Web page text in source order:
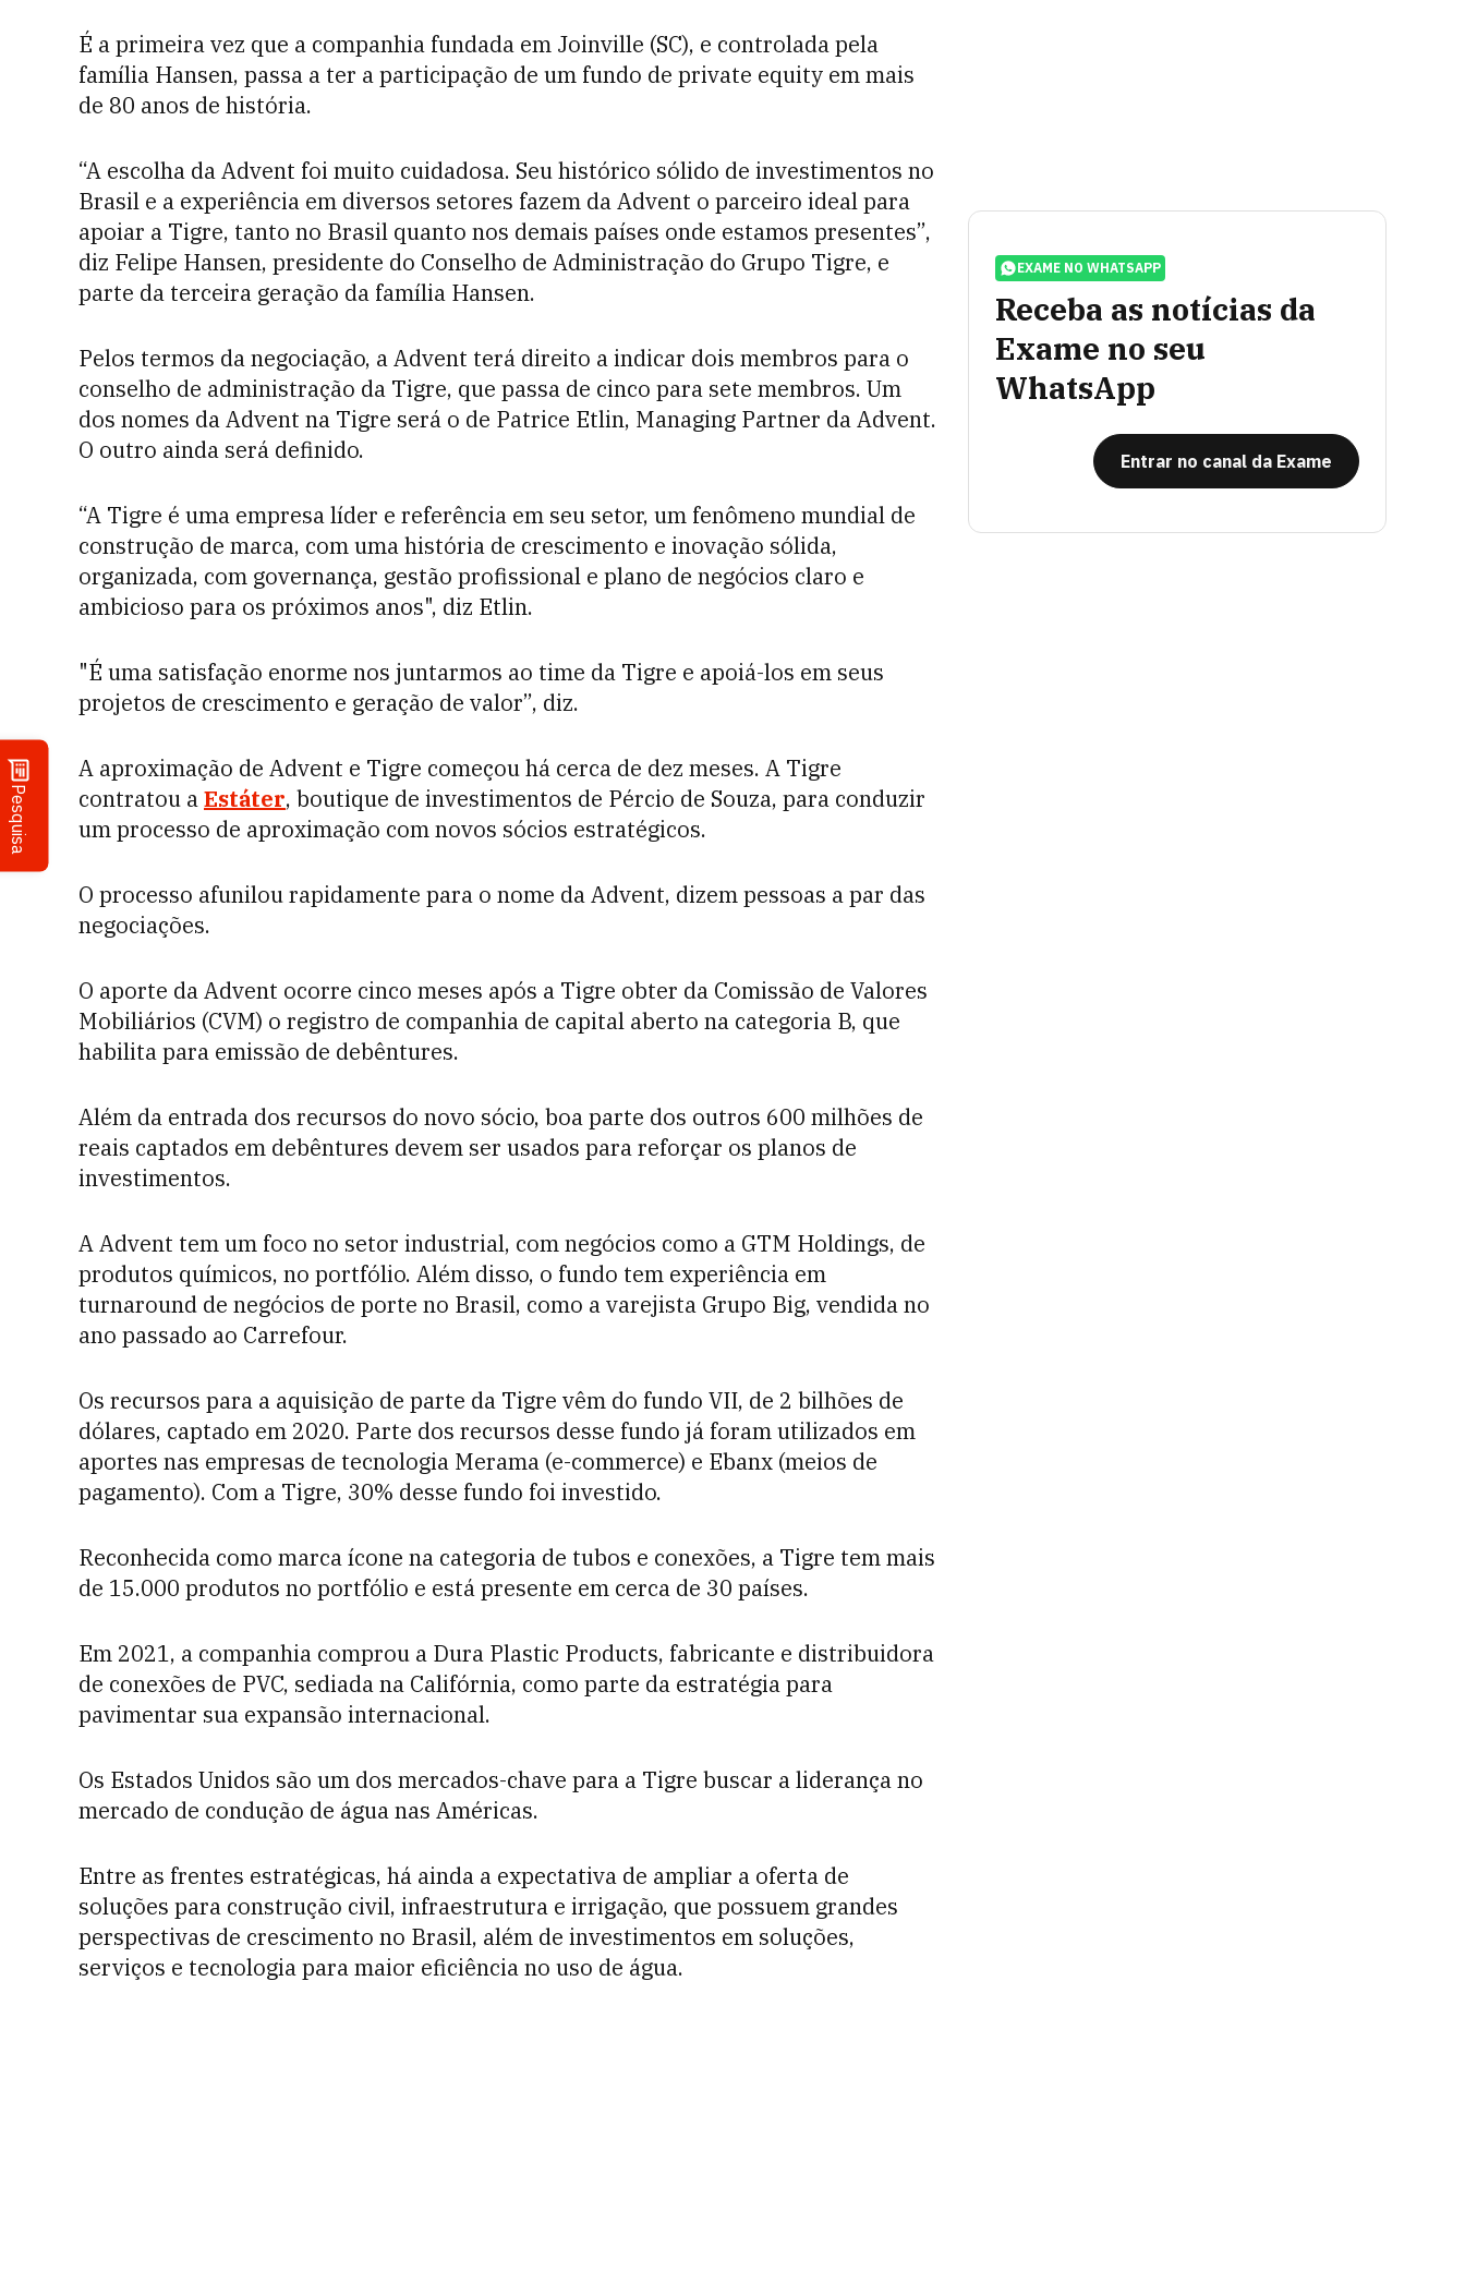
Pesquisa
É a primeira vez que a companhia fundada em Joinville (SC), e controlada pela
família Hansen, passa a ter a participação de um fundo de private equity em mais
de 80 anos de história.
“A escolha da Advent foi muito cuidadosa. Seu histórico sólido de investimentos no
Brasil e a experiência em diversos setores fazem da Advent o parceiro ideal para
apoiar a Tigre, tanto no Brasil quanto nos demais países onde estamos presentes”,
diz Felipe Hansen, presidente do Conselho de Administração do Grupo Tigre, e
parte da terceira geração da família Hansen.
Pelos termos da negociação, a Advent terá direito a indicar dois membros para o
conselho de administração da Tigre, que passa de cinco para sete membros. Um
dos nomes da Advent na Tigre será o de Patrice Etlin, Managing Partner da Advent.
O outro ainda será definido.
“A Tigre é uma empresa líder e referência em seu setor, um fenômeno mundial de
construção de marca, com uma história de crescimento e inovação sólida,
organizada, com governança, gestão profissional e plano de negócios claro e
ambicioso para os próximos anos", diz Etlin.
"É uma satisfação enorme nos juntarmos ao time da Tigre e apoiá-los em seus
projetos de crescimento e geração de valor”, diz.
A aproximação de Advent e Tigre começou há cerca de dez meses. A Tigre
contratou aEstáter, boutique de investimentos de Pércio de Souza, para conduzir
um processo de aproximação com novos sócios estratégicos.
O processo afunilou rapidamente para o nome da Advent, dizem pessoas a par das
negociações.
O aporte da Advent ocorre cinco meses após a Tigre obter da Comissão de Valores
Mobiliários (CVM) o registro de companhia de capital aberto na categoria B, que
habilita para emissão de debêntures.
Além da entrada dos recursos do novo sócio, boa parte dos outros 600 milhões de
reais captados em debêntures devem ser usados para reforçar os planos de
investimentos.
A Advent tem um foco no setor industrial, com negócios como a GTM Holdings, de
produtos químicos, no portfólio. Além disso, o fundo tem experiência em
turnaround de negócios de porte no Brasil, como a varejista Grupo Big, vendida no
ano passado ao Carrefour.
Os recursos para a aquisição de parte da Tigre vêm do fundo VII, de 2 bilhões de
dólares, captado em 2020. Parte dos recursos desse fundo já foram utilizados em
aportes nas empresas de tecnologia Merama (e-commerce) e Ebanx (meios de
pagamento). Com a Tigre, 30% desse fundo foi investido.
Reconhecida como marca ícone na categoria de tubos e conexões, a Tigre tem mais
de 15.000 produtos no portfólio e está presente em cerca de 30 países.
Em 2021, a companhia comprou a Dura Plastic Products, fabricante e distribuidora
de conexões de PVC, sediada na Califórnia, como parte da estratégia para
pavimentar sua expansão internacional.
Os Estados Unidos são um dos mercados-chave para a Tigre buscar a liderança no
mercado de condução de água nas Américas.
Entre as frentes estratégicas, há ainda a expectativa de ampliar a oferta de
soluções para construção civil, infraestrutura e irrigação, que possuem grandes
perspectivas de crescimento no Brasil, além de investimentos em soluções,
serviços e tecnologia para maior eficiência no uso de água.
EXAME NO WHATSAPP
Receba as notícias da
Exame no seu
WhatsApp
Entrar no canal da Exame